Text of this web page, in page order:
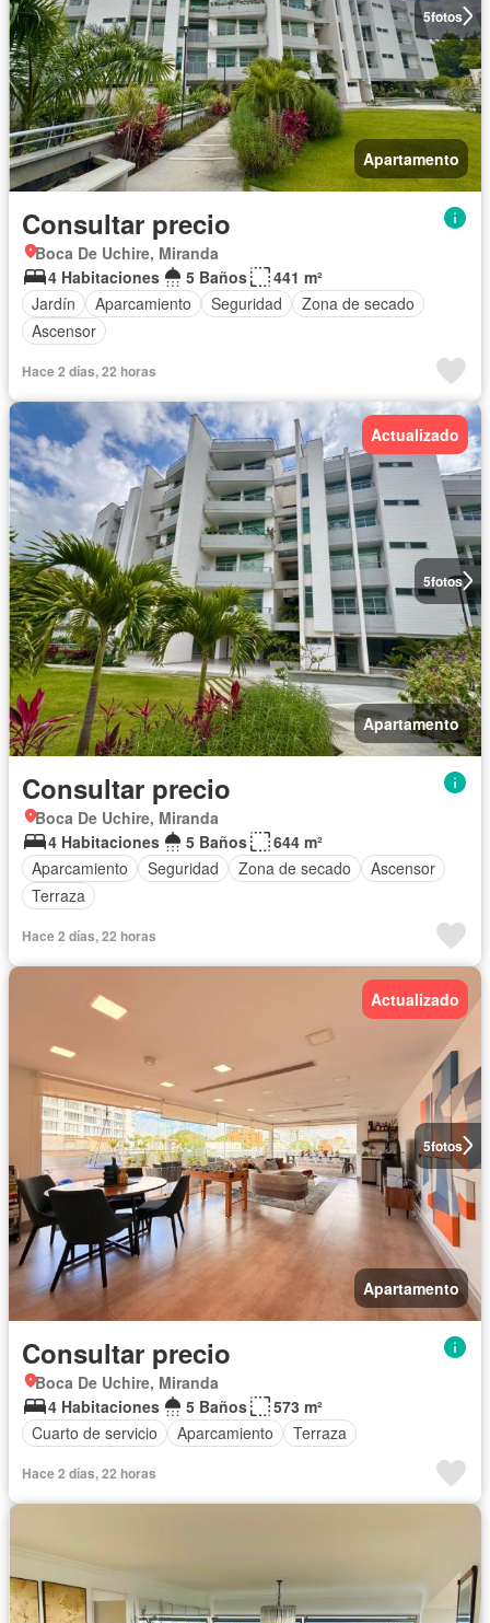
5fotos
Apartamento
Consultar precio
Boca De Uchire, Miranda
4 Habitaciones
5 Baños
441 m²
Jardín
Aparcamiento Seguridad
Zona de secado
Ascensor
Hace 2 días, 22 horas
5fotos
Actualizado
Apartamento
Consultar precio
Boca De Uchire, Miranda
4 Habitaciones
5 Baños
644 m²
Aparcamiento
Seguridad Zona de secado
Ascensor
Terraza
Hace 2 días, 22 horas
5fotos
Actualizado
Apartamento
Consultar precio
Boca De Uchire, Miranda
4 Habitaciones
5 Baños
573 m²
Cuarto de servicio
Aparcamiento Terraza
Hace 2 días, 22 horas